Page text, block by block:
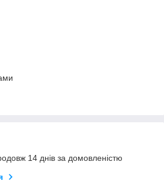
14 днів за домовленістю